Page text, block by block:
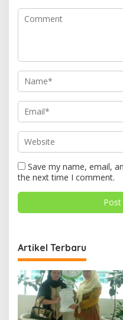
Save my name, email,
the next time I comment.
Artikel Terbaru